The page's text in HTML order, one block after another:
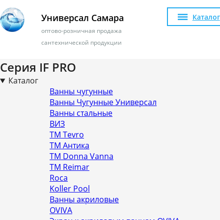
Универсал Самара
оптово-розничная продажа
сантехнической продукции
Каталог
Серия IF PRO
Каталог
Ванны чугунные
Ванны Чугунные Универсал
Ванны стальные
ВИЗ
ТМ Tevro
ТМ Антика
ТМ Donna Vanna
ТМ Reimar
Roca
Koller Pool
Ванны акриловые
OVIVA